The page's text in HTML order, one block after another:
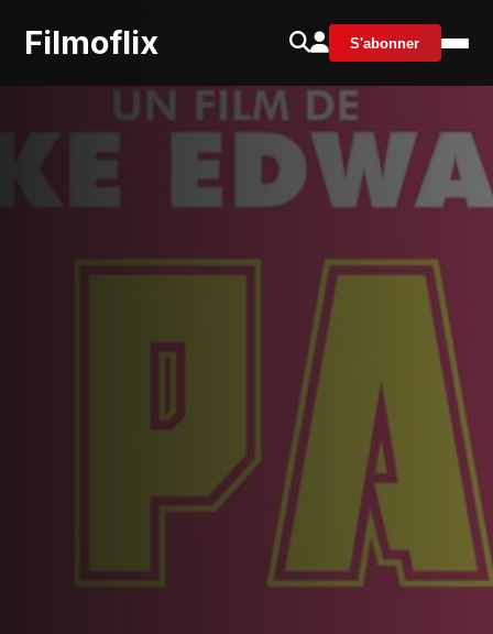
Filmoflix S'abonner